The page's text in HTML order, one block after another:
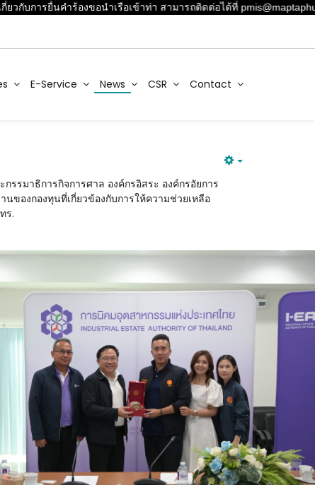
ยื่นคำร้องขอนำเรือเข้าท่า สามารถติดต่อได้ที่
E-Service News CSR Contact
รมาธิการกิจการศาล องค์กรอิสระ องค์กรอัยการ
นของกองทุนที่เกี่ยวข้องกับการให้ความช่วยเหลือ
ร.